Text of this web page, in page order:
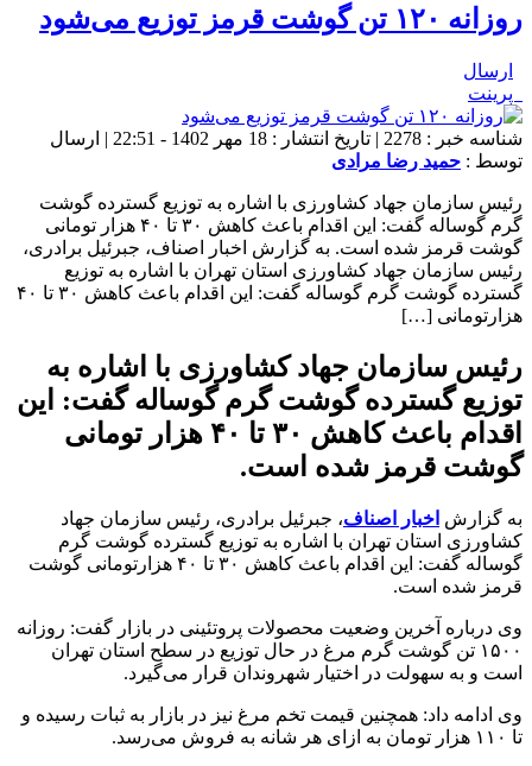
روزانه ۱۲۰ تن گوشت قرمز توزیع می‌شود
ارسال
پرینت
شناسه خبر : 2278 | تاریخ انتشار : 18 مهر 1402 - 22:51 | ارسال
توسط : حمید رضا مرادی
رئیس سازمان جهاد کشاورزی با اشاره به توزیع گسترده گوشت
گرم گوساله گفت: این اقدام باعث کاهش ۳۰ تا ۴۰ هزار تومانی
گوشت قرمز شده است. به گزارش اخبار اصناف، جبرئیل برادری،
رئیس سازمان جهاد کشاورزی استان تهران با اشاره به توزیع
گسترده گوشت گرم گوساله گفت: این اقدام باعث کاهش ۳۰ تا ۴۰
هزارتومانی […]
رئیس سازمان جهاد کشاورزی با اشاره به
توزیع گسترده گوشت گرم گوساله گفت: این
اقدام باعث کاهش ۳۰ تا ۴۰ هزار تومانی
گوشت قرمز شده است.
به گزارش اخبار اصناف، جبرئیل برادری، رئیس سازمان جهاد
کشاورزی استان تهران با اشاره به توزیع گسترده گوشت گرم
گوساله گفت: این اقدام باعث کاهش ۳۰ تا ۴۰ هزارتومانی گوشت
قرمز شده است.
وی درباره آخرین وضعیت محصولات پروتئینی در بازار گفت: روزانه
۱۵۰۰ تن گوشت گرم مرغ در حال توزیع در سطح استان تهران
است و به سهولت در اختیار شهروندان قرار می‌گیرد.
وی ادامه داد: همچنین قیمت تخم مرغ نیز در بازار به ثبات رسیده و
تا ۱۱۰ هزار تومان به ازای هر شانه به فروش می‌رسد.